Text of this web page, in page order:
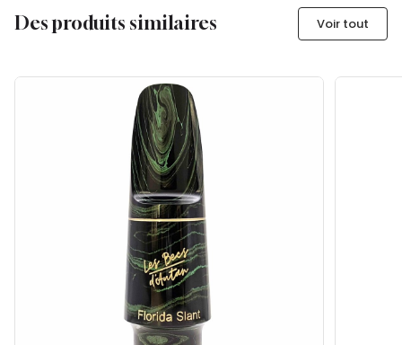
Des produits similaires Voir tout